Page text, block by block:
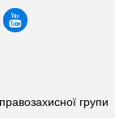
групи